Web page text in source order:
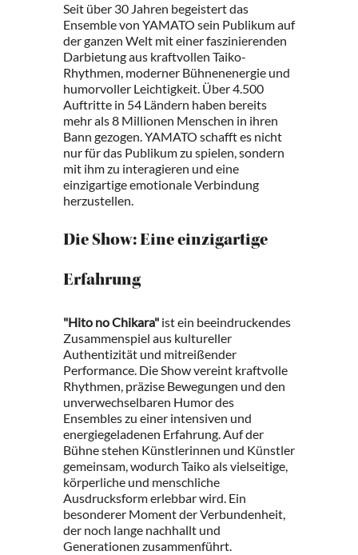
Seit über 30 Jahren begeistert das
Ensemble von YAMATO sein Publikum auf
der ganzen Welt mit einer faszinierenden
Darbietung aus kraftvollen Taiko-
Rhythmen, moderner Bühnenenergie und
humorvoller Leichtigkeit. Über 4.500
Auftritte in 54 Ländern haben bereits
mehr als 8 Millionen Menschen in ihren
Bann gezogen. YAMATO schafft es nicht
nur für das Publikum zu spielen, sondern
mit ihm zu interagieren und eine
einzigartige emotionale Verbindung
herzustellen.
Die Show: Eine einzigartige
Erfahrung
"Hito no Chikara" ist ein beeindruckendes
Zusammenspiel aus kultureller
Authentizität und mitreißender
Performance. Die Show vereint kraftvolle
Rhythmen, präzise Bewegungen und den
unverwechselbaren Humor des
Ensembles zu einer intensiven und
energiegeladenen Erfahrung. Auf der
Bühne stehen Künstlerinnen und Künstler
gemeinsam, wodurch Taiko als vielseitige,
körperliche und menschliche
Ausdrucksform erlebbar wird. Ein
besonderer Moment der Verbundenheit,
der noch lange nachhallt und
Generationen zusammenführt.